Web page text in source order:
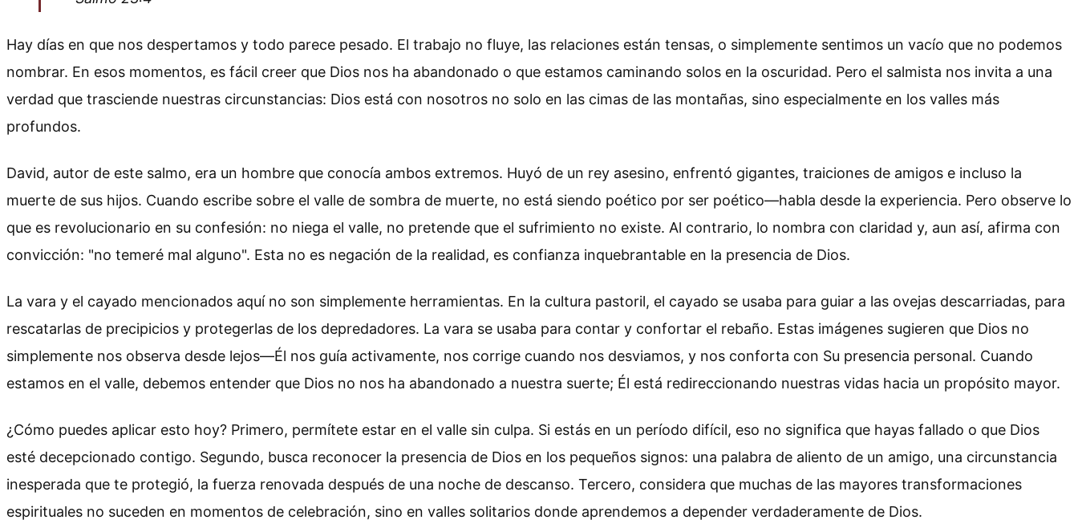
Hay días en que nos despertamos y todo parece pesado. El trabajo no fluye, las relaciones están tensas, o simplemente sentimos un vacío que no podemos
nombrar. En esos momentos, es fácil creer que Dios nos ha abandonado o que estamos caminando solos en la oscuridad. Pero el salmista nos invita a una
verdad que trasciende nuestras circunstancias: Dios está con nosotros no solo en las cimas de las montañas, sino especialmente en los valles más
profundos.
David, autor de este salmo, era un hombre que conocía ambos extremos. Huyó de un rey asesino, enfrentó gigantes, traiciones de amigos e incluso la
muerte de sus hijos. Cuando escribe sobre el valle de sombra de muerte, no está siendo poético por ser poético—habla desde la experiencia. Pero observe lo
que es revolucionario en su confesión: no niega el valle, no pretende que el sufrimiento no existe. Al contrario, lo nombra con claridad y, aun así, afirma con
convicción: "no temeré mal alguno". Esta no es negación de la realidad, es confianza inquebrantable en la presencia de Dios.
La vara y el cayado mencionados aquí no son simplemente herramientas. En la cultura pastoril, el cayado se usaba para guiar a las ovejas descarriadas, para
rescatarlas de precipicios y protegerlas de los depredadores. La vara se usaba para contar y confortar el rebaño. Estas imágenes sugieren que Dios no
simplemente nos observa desde lejos—Él nos guía activamente, nos corrige cuando nos desviamos, y nos conforta con Su presencia personal. Cuando
estamos en el valle, debemos entender que Dios no nos ha abandonado a nuestra suerte; Él está redireccionando nuestras vidas hacia un propósito mayor.
¿Cómo puedes aplicar esto hoy? Primero, permítete estar en el valle sin culpa. Si estás en un período difícil, eso no significa que hayas fallado o que Dios
esté decepcionado contigo. Segundo, busca reconocer la presencia de Dios en los pequeños signos: una palabra de aliento de un amigo, una circunstancia
inesperada que te protegió, la fuerza renovada después de una noche de descanso. Tercero, considera que muchas de las mayores transformaciones
espirituales no suceden en momentos de celebración, sino en valles solitarios donde aprendemos a depender verdaderamente de Dios.